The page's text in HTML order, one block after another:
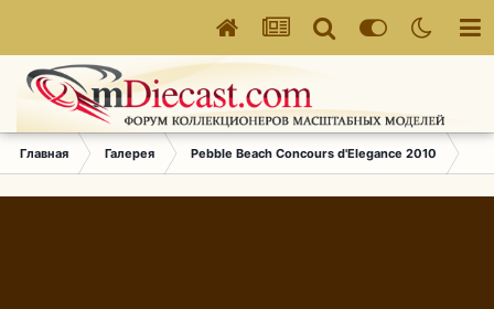
Главная Галерея Pebble Beach Concours d'Elegance 2010